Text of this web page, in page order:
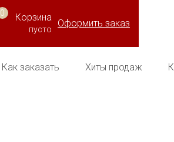
0 Корзина
пусто
Оформить заказ
Как заказать Хиты продаж